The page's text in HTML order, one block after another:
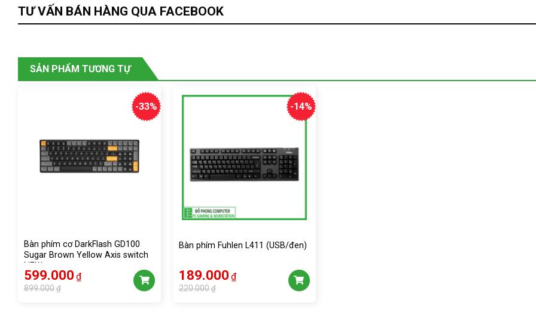
TƯ VẤN BÁN HÀNG QUA FACEBOOK
SẢN PHẨM TƯƠNG TỰ
-33%
Bàn phím cơ DarkFlash GD100
Sugar Brown Yellow Axis switch
NEW
899.000 ₫
Giá
gốc
là:
599.000 ₫
Giá
hiện
tại
-14%
Bàn phím Fuhlen L411 (USB/đen)
220.000 ₫
Giá
gốc
là:
189.000 ₫
Giá
hiện
tại